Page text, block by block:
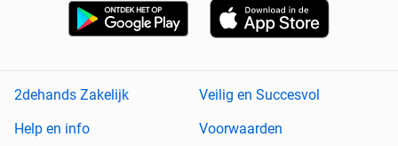
2dehands Zakelijk
Veilig en Succesvol
Help en info
Voorwaarden